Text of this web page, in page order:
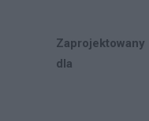
Zaprojektowany
dla